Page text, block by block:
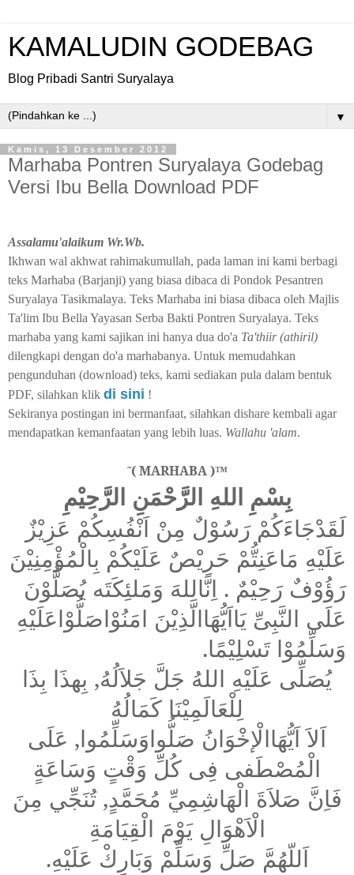
KAMALUDIN GODEBAG
Blog Pribadi Santri Suryalaya
▼
Kamis, 13 Desember 2012
Marhaba Pontren Suryalaya Godebag
Versi Ibu Bella Download PDF
Assalamu'alaikum Wr.Wb.
Ikhwan wal akhwat rahimakumullah, pada laman ini kami berbagi
teks Marhaba (Barjanji) yang biasa dibaca di Pondok Pesantren
Suryalaya Tasikmalaya. Teks Marhaba ini biasa dibaca oleh Majlis
Ta'lim Ibu Bella Yayasan Serba Bakti Pontren Suryalaya. Teks
marhaba yang kami sajikan ini hanya dua do'a Ta'thiir (athiril)
dilengkapi dengan do'a marhabanya. Untuk memudahkan
pengunduhan (download) teks, kami sediakan pula dalam bentuk
PDF, silahkan klik di sini !
Sekiranya postingan ini bermanfaat, silahkan dishare kembali agar
mendapatkan kemanfaatan yang lebih luas. Wallahu 'alam.
˜( MARHABA )™
بِسْمِ اللهِ الرَّحْمَنِ الرَّحِيْمِ
لَقَدْجَاءَكُمْ رَسُوْلٌ مِنْ اَنْفُسِكُمْ عَزِيْزٌ
عَلَيْهِ مَاعَنِتُّمْ حَرِيْصٌ عَلَيْكُمْ بِالْمُؤْمِنِيْنَ
رَؤُوْفٌ رَحِيْمٌ . اِنَّاللهَ وَمَلئِكَتَه يُصَلُّوْنَ
عَلَى النَّبِىِّ يَااَيُّهَاالَّذِيْنَ امَنُوْاصَلُّوْاعَلَيْهِ
وَسَلِّمُوْا تَسْلِيْمًا.
يُصَلِّى عَلَيْهِ اللهُ جَلَّ جَلاَلُهُ, بِهذَا بِذَا
لِلْعَالَمِيْنَا كَمَالُهُ
اَلاَ اَيُّهَاالْإخْوَانُ صَلُّواوَسَلِّمُوا, عَلَى
الْمُصْطَفى فِى كُلِّ وَقْتٍ وَسَاعَةٍ
فَاِنَّ صَلاَةَ الْهَاشِمِيِّ مُحَمَّدٍ, تُنَجِّي مِنَ
الْاَهْوَالِ يَوْمَ الْقِيَامَةِ
اَللّهُمَّ صَلِّ وَسَلِّمْ وَبَارِكْ عَلَيْهِ.